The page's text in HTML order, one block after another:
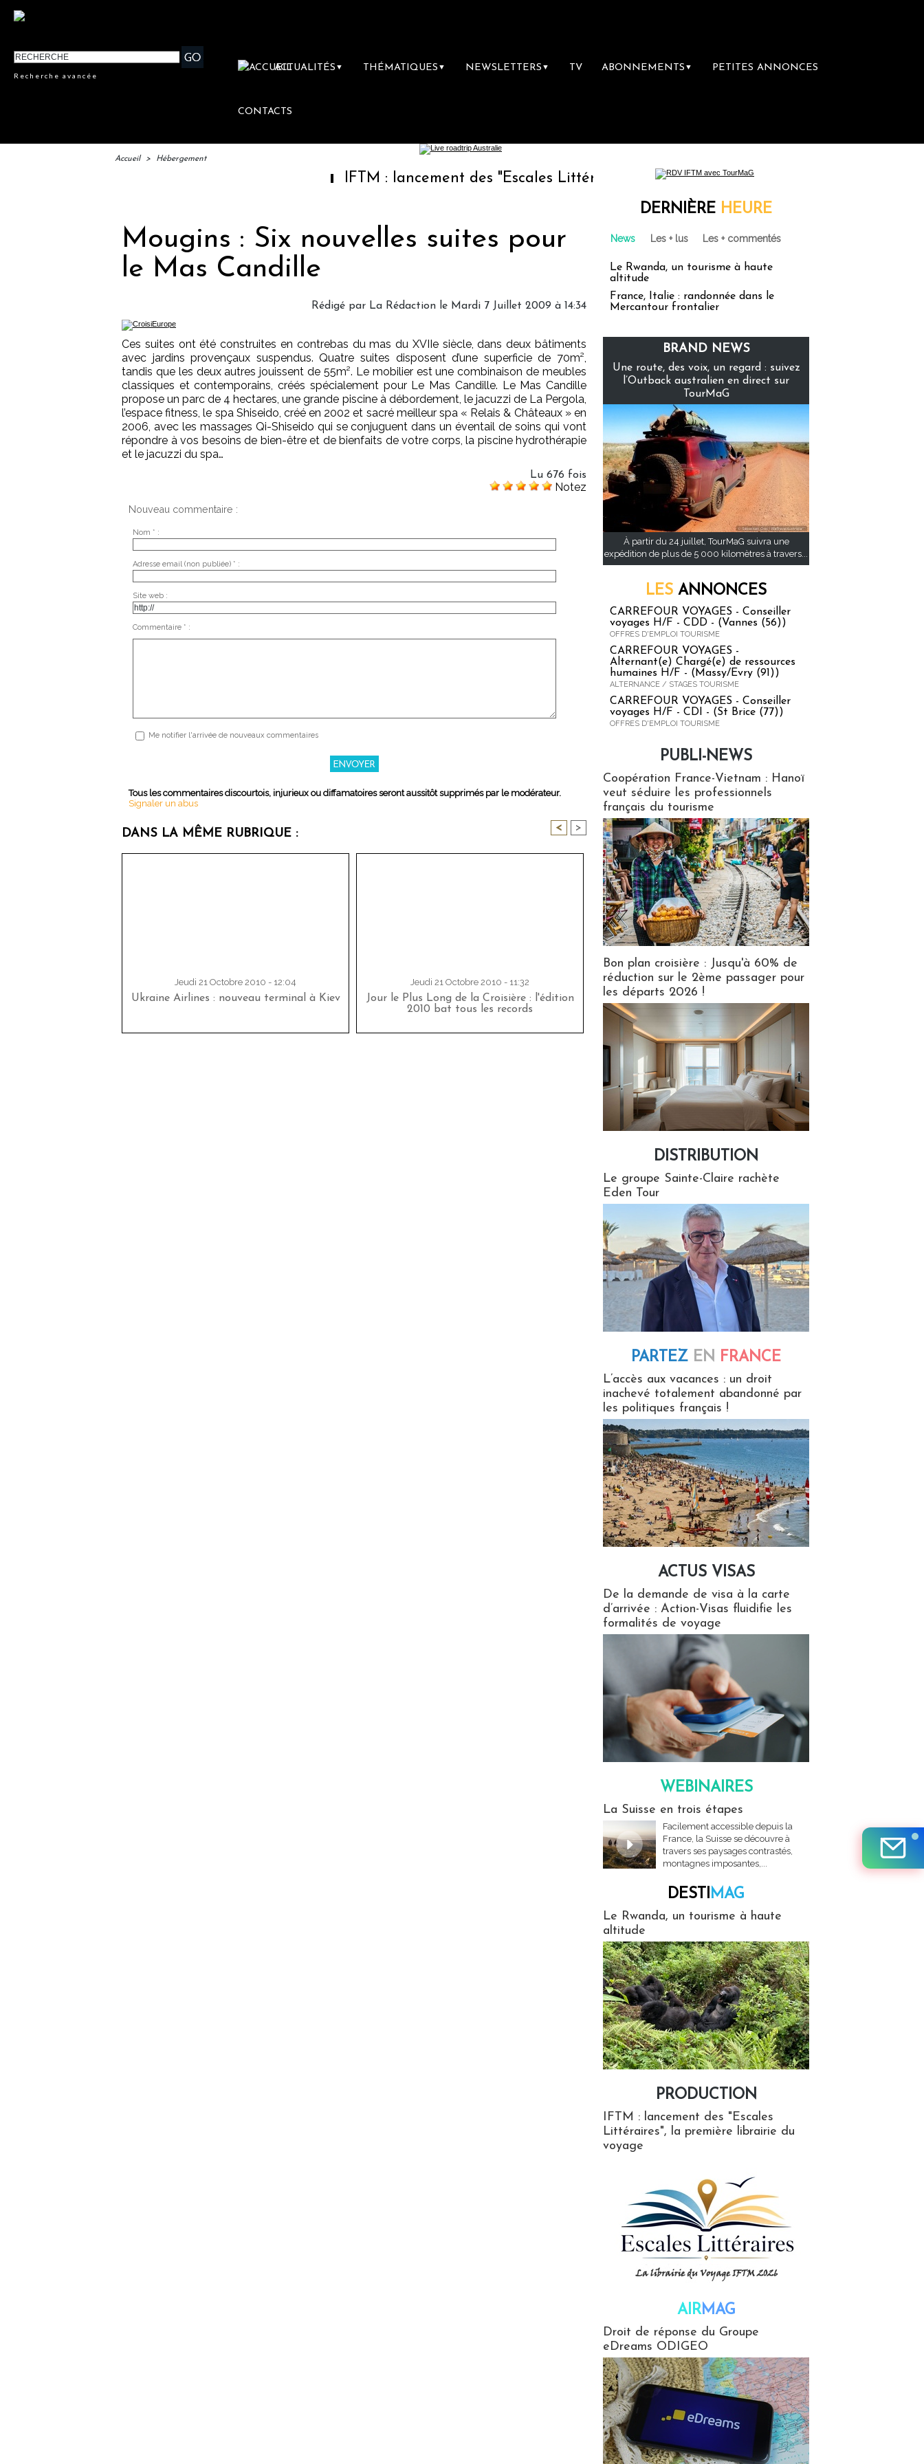
Recherche avancée
ACTUALITÉS ▼ THÉMATIQUES ▼ NEWSLETTERS ▼ TV ABONNEMENTS ▼ PETITES ANNONCES
CONTACTS
Accueil > Hébergement
IFTM : lancement des "Escales Littéraires", la première librairie du voyage
Mougins : Six nouvelles suites pour
le Mas Candille
Rédigé par La Rédaction le Mardi 7 Juillet 2009 à 14:34
Ces suites ont été construites en contrebas du mas du XVIIe siècle, dans deux bâtiments
avec jardins provençaux suspendus. Quatre suites disposent d’une superficie de 70m²,
tandis que les deux autres jouissent de 55m². Le mobilier est une combinaison de meubles
classiques et contemporains, créés spécialement pour Le Mas Candille. Le Mas Candille
propose un parc de 4 hectares, une grande piscine à débordement, le jacuzzi de La Pergola,
l’espace fitness, le spa Shiseido, créé en 2002 et sacré meilleur spa « Relais & Châteaux » en
2006, avec les massages Qi-Shiseido qui se conjuguent dans un éventail de soins qui vont
répondre à vos besoins de bien-être et de bienfaits de votre corps, la piscine hydrothérapie
et le jacuzzi du spa…
Lu 676 fois
Notez
Nouveau commentaire :
Nom * :
Adresse email (non publiée) * :
Site web :
Commentaire * :
Me notifier l'arrivée de nouveaux commentaires
Tous les commentaires discourtois, injurieux ou diffamatoires seront aussitôt supprimés par le modérateur.
Signaler un abus
DANS LA MÊME RUBRIQUE : < >
Jeudi 21 Octobre 2010 - 12:04
Ukraine Airlines : nouveau terminal à Kiev
Jeudi 21 Octobre 2010 - 11:32
Jour le Plus Long de la Croisière : l'édition
2010 bat tous les records
DERNIÈRE HEURE
News Les + lus Les + commentés
Le Rwanda, un tourisme à haute
altitude
France, Italie : randonnée dans le
Mercantour frontalier
BRAND NEWS
Une route, des voix, un regard : suivez
l’Outback australien en direct sur
TourMaG
À partir du 24 juillet, TourMaG suivra une
expédition de plus de 5 000 kilomètres à travers...
LES ANNONCES
CARREFOUR VOYAGES - Conseiller
voyages H/F - CDD - (Vannes (56))
OFFRES D'EMPLOI TOURISME
CARREFOUR VOYAGES -
Alternant(e) Chargé(e) de ressources
humaines H/F - (Massy/Evry (91))
ALTERNANCE / STAGES TOURISME
CARREFOUR VOYAGES - Conseiller
voyages H/F - CDI - (St Brice (77))
OFFRES D'EMPLOI TOURISME
PUBLI-NEWS
Coopération France-Vietnam : Hanoï
veut séduire les professionnels
français du tourisme
Bon plan croisière : Jusqu'à 60% de
réduction sur le 2ème passager pour
les départs 2026 !
DISTRIBUTION
Le groupe Sainte-Claire rachète
Eden Tour
PARTEZ EN FRANCE
L’accès aux vacances : un droit
inachevé totalement abandonné par
les politiques français !
ACTUS VISAS
De la demande de visa à la carte
d’arrivée : Action-Visas fluidifie les
formalités de voyage
WEBINAIRES
La Suisse en trois étapes
Facilement accessible depuis la
France, la Suisse se découvre à
travers ses paysages contrastés,
montagnes imposantes,...
DESTIMAG
Le Rwanda, un tourisme à haute
altitude
PRODUCTION
IFTM : lancement des "Escales
Littéraires", la première librairie du
voyage
AIRMAG
Droit de réponse du Groupe
eDreams ODIGEO